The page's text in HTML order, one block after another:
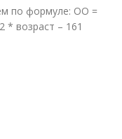
по формуле: ОО =
* возраст – 161